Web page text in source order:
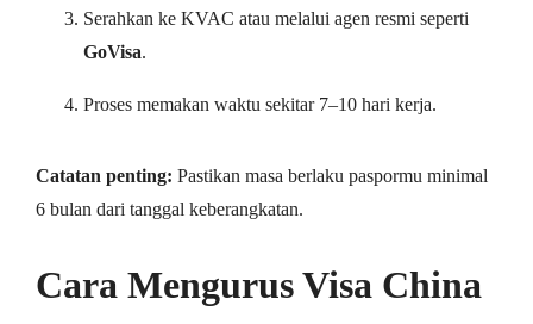
Serahkan ke KVAC atau melalui agen resmi seperti
GoVisa.
Proses memakan waktu sekitar 7–10 hari kerja.
Catatan penting: Pastikan masa berlaku paspormu minimal
6 bulan dari tanggal keberangkatan.
Cara Mengurus Visa China